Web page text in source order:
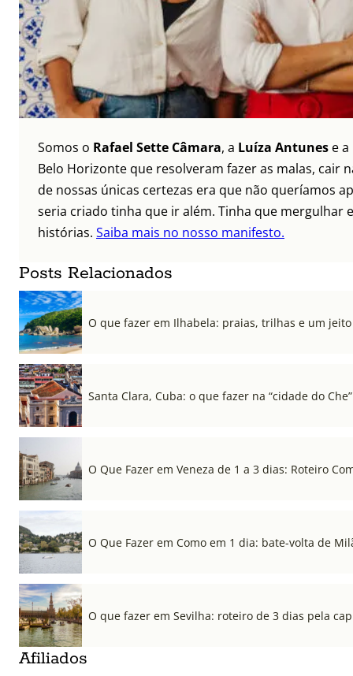
Somos o Rafael Sette Câmara, a Luíza Antunes e a
Belo Horizonte que resolveram fazer as malas, cair
de nossas únicas certezas era que não queríamos
seria criado tinha que ir além. Tinha que mergulhar
histórias. Saiba mais no nosso manifesto.
Posts Relacionados
O que fazer em Ilhabela: praias, trilhas e um
Santa Clara, Cuba: o que fazer na “cidade do Che”
O Que Fazer em Veneza de 1 a 3 dias: Roteiro
O Que Fazer em Como em 1 dia: bate-volta de
O que fazer em Sevilha: roteiro de 3 dias pela
Afiliados